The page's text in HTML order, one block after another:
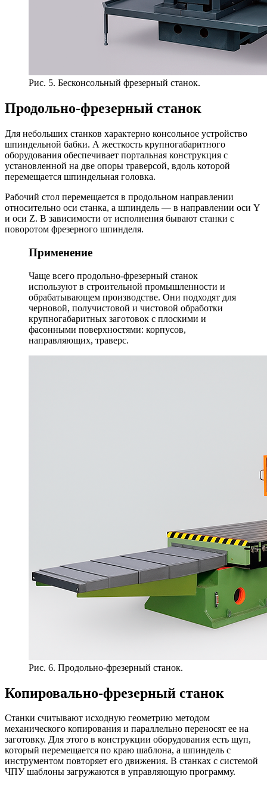
Рис. 5. Бесконсольный фрезерный станок.
Продольно-фрезерный станок
Для небольших станков характерно консольное устройство
шпиндельной бабки. А жесткость крупногабаритного
оборудования обеспечивает портальная конструкция с
установленной на две опоры траверсой, вдоль которой
перемещается шпиндельная головка.
Рабочий стол перемещается в продольном направлении
относительно оси станка, а шпиндель — в направлении оси Y
и оси Z. В зависимости от исполнения бывают станки с
поворотом фрезерного шпинделя.
Применение
Чаще всего продольно-фрезерный станок
используют в строительной промышленности и
обрабатывающем производстве. Они подходят для
черновой, получистовой и чистовой обработки
крупногабаритных заготовок с плоскими и
фасонными поверхностями: корпусов,
направляющих, траверс.
Рис. 6. Продольно-фрезерный станок.
Копировально-фрезерный станок
Станки считывают исходную геометрию методом
механического копирования и параллельно переносят ее на
заготовку. Для этого в конструкции оборудования есть щуп,
который перемещается по краю шаблона, а шпиндель с
инструментом повторяет его движения. В станках с системой
ЧПУ шаблоны загружаются в управляющую программу.